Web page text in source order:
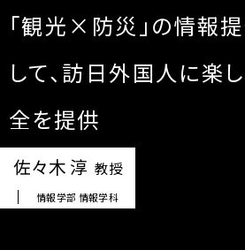
「観光×防災」の情報
して、 訪日外国人に楽
全を提供
佐々木 淳 教授
情報学部 情報学科